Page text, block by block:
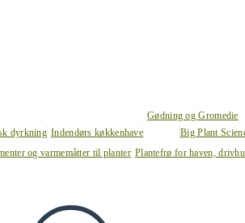
dyrkning Indendørs køkkenhave
Gødning og Gromedie
Big Plant
og varmemåtter til planter Plantefrø for haven,